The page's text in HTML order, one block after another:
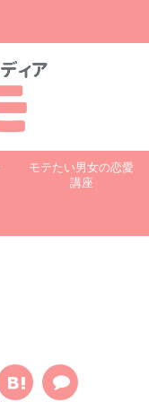
モテたい男女の恋愛
講座